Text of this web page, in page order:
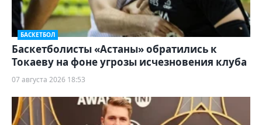
БАСКЕТБОЛ
Баскетболисты «Астаны» обратились к
Токаеву на фоне угрозы исчезновения клуба
07 августа 2026 18:53